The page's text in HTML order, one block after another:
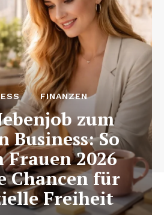
FINANZEN
zum
Business: So
Frauen 2026
Chancen für
Freiheit